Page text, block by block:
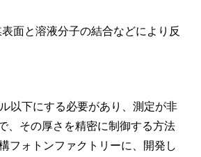
面と溶液分子の結合などにより反
以下にする必要があり、測定が非
、その厚さを精密に制御する方法
フォトンファクトリーに、開発し